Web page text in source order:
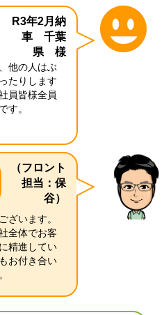
R3年2月納
車 千葉
県 様
他の人はぶ
たりします
員皆様全員
す。
（フロント
担当：保
谷）
ざいます。
全体でお客
精進してい
お付き合い